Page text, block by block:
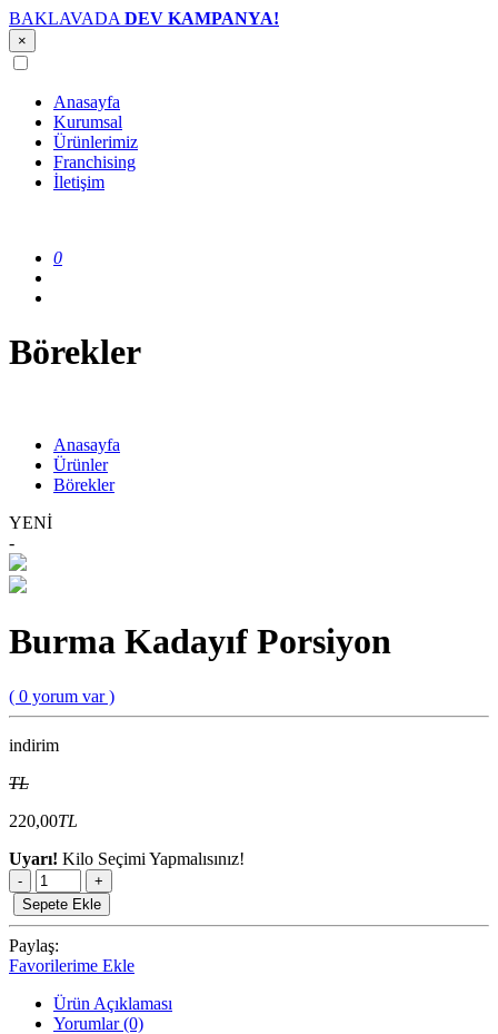
BAKLAVADA DEV KAMPANYA!
×
Anasayfa
Kurumsal
Ürünlerimiz
Franchising
İletişim
0
Börekler
Anasayfa
Ürünler
Börekler
YENİ
-
Burma Kadayıf Porsiyon
( 0 yorum var )
indirim
TL
220,00TL
Uyarı! Kilo Seçimi Yapmalısınız!
-
+
Sepete Ekle
Paylaş:
Favorilerime Ekle
Ürün Açıklaması
Yorumlar (0)